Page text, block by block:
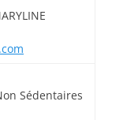
Sédentaires